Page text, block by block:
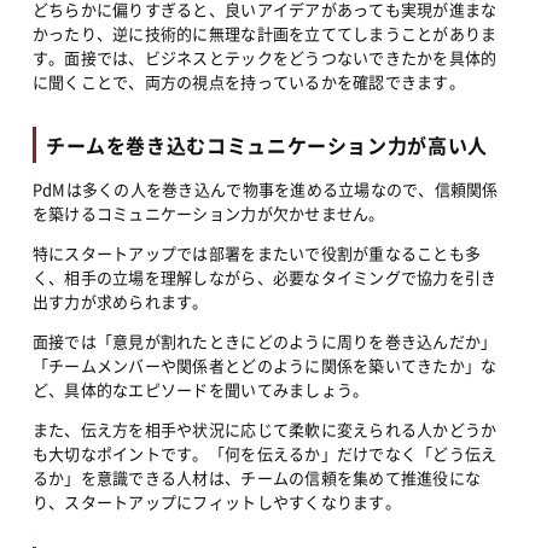
どちらかに偏りすぎると、良いアイデアがあっても実現が進まな
かったり、逆に技術的に無理な計画を立ててしまうことがありま
す。面接では、ビジネスとテックをどうつないできたかを具体的
に聞くことで、両方の視点を持っているかを確認できます。
チームを巻き込むコミュニケーション力が高い人
PdMは多くの人を巻き込んで物事を進める立場なので、信頼関係
を築けるコミュニケーション力が欠かせません。
特にスタートアップでは部署をまたいで役割が重なることも多
く、相手の立場を理解しながら、必要なタイミングで協力を引き
出す力が求められます。
面接では「意見が割れたときにどのように周りを巻き込んだか」
「チームメンバーや関係者とどのように関係を築いてきたか」な
ど、具体的なエピソードを聞いてみましょう。
また、伝え方を相手や状況に応じて柔軟に変えられる人かどうか
も大切なポイントです。「何を伝えるか」だけでなく「どう伝え
るか」を意識できる人材は、チームの信頼を集めて推進役にな
り、スタートアップにフィットしやすくなります。